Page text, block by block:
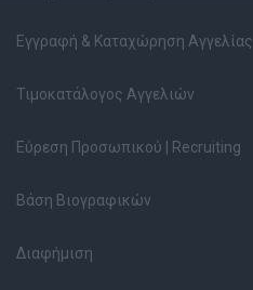
Εγγραφή & Καταχώρηση Αγγελίας
Τιμοκατάλογος Αγγελιών
Εύρεση Προσωπικού | Recruiting
Βάση Βιογραφικών
Διαφήμιση